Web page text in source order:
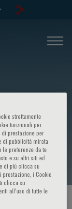
strettamente
funzionali per
prestazione per
di pubblicità mirata
preferenze da te
e su altri siti ed
di più clicca su
i Cookie
clicca su
all’uso di tutte le